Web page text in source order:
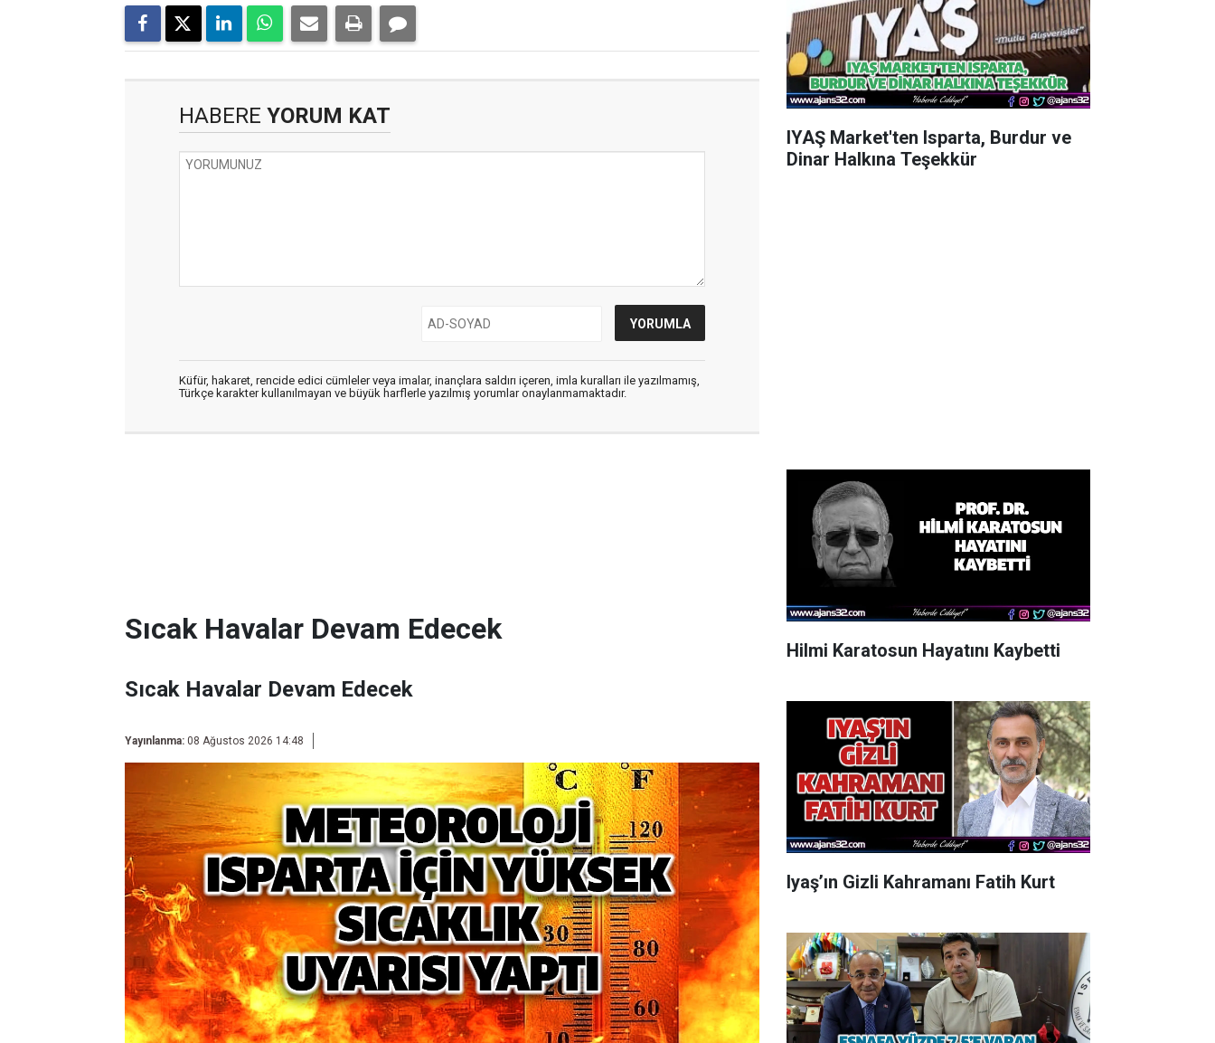
HABERE YORUM KAT
Küfür, hakaret, rencide edici cümleler veya imalar, inançlara saldırı içeren, imla kuralları ile yazılmamış,
Türkçe karakter kullanılmayan ve büyük harflerle yazılmış yorumlar onaylanmamaktadır.
Sıcak Havalar Devam Edecek
Sıcak Havalar Devam Edecek
Yayınlanma: 08 Ağustos 2026 14:48
IYAŞ Market'ten Isparta, Burdur ve
Dinar Halkına Teşekkür
Hilmi Karatosun Hayatını Kaybetti
Iyaş’ın Gizli Kahramanı Fatih Kurt